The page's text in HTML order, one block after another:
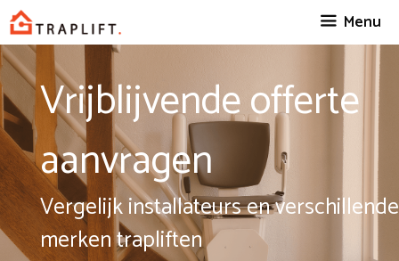
Spring
naar
inhoud
Menu
Vrijblijvende offerte
aanvragen
Vergelijk installateurs en verschillende
merken trapliften